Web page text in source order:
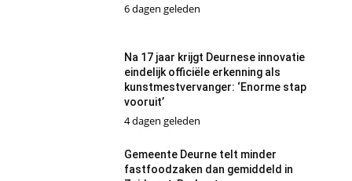
6 dagen geleden
Na 17 jaar krijgt Deurnese innovatie
eindelijk officiële erkenning als
kunstmestvervanger: ‘Enorme stap
vooruit’
4 dagen geleden
Gemeente Deurne telt minder
fastfoodzaken dan gemiddeld in